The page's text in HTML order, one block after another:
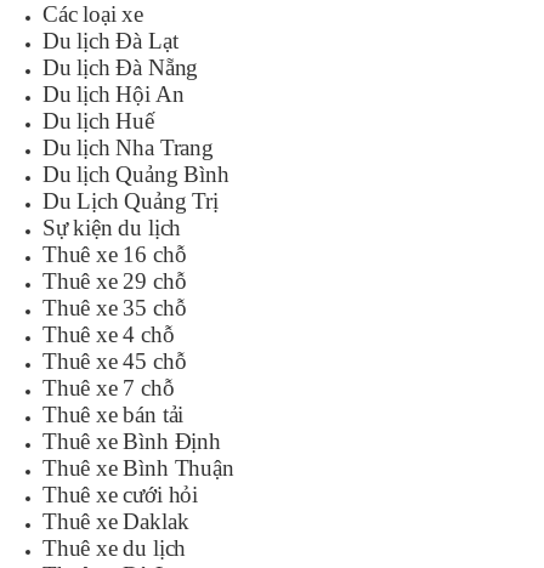
Các loại xe
Du lịch Đà Lạt
Du lịch Đà Nẵng
Du lịch Hội An
Du lịch Huế
Du lịch Nha Trang
Du lịch Quảng Bình
Du Lịch Quảng Trị
Sự kiện du lịch
Thuê xe 16 chỗ
Thuê xe 29 chỗ
Thuê xe 35 chỗ
Thuê xe 4 chỗ
Thuê xe 45 chỗ
Thuê xe 7 chỗ
Thuê xe bán tải
Thuê xe Bình Định
Thuê xe Bình Thuận
Thuê xe cưới hỏi
Thuê xe Daklak
Thuê xe du lịch